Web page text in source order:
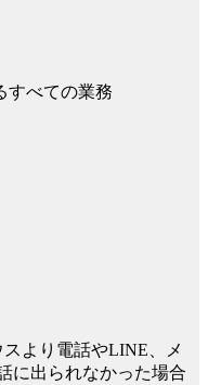
すべての業務
スより電話やLINE、メ
に出られなかった場合